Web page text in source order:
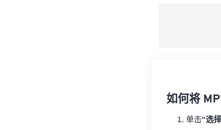
如何将
单击“选